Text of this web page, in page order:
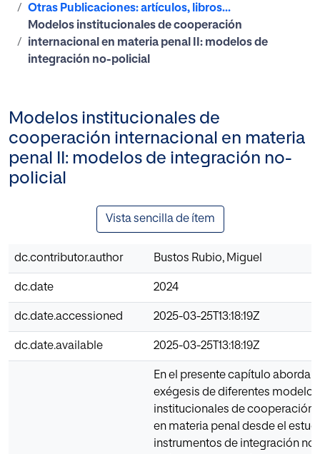
Otras Publicaciones: artículos, libros...
Modelos institucionales de cooperación
internacional en materia penal II: modelos de
integración no-policial
Modelos institucionales de
cooperación internacional en materia
penal II: modelos de integración no-
policial
Vista sencilla de ítem
dc.contributor.author Bustos Rubio, Miguel
dc.date 2024
dc.date.accessioned 2025-03-25T13:18:19Z
dc.date.available 2025-03-25T13:18:19Z
En el presente capítulo
exégesis de diferentes modelos
institucionales de cooperación
en materia penal desde el
instrumentos de integración